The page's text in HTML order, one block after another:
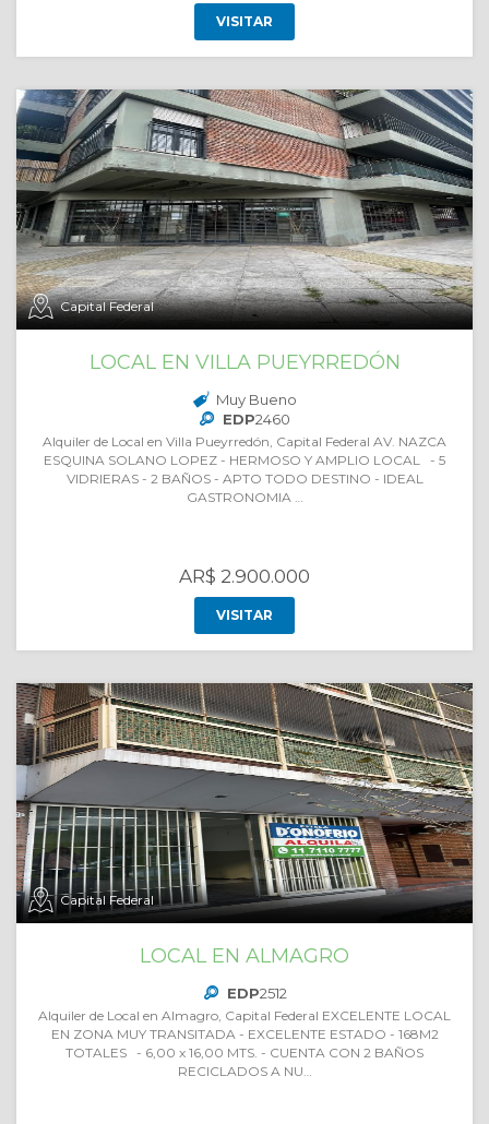
VISITAR
Capital Federal
LOCAL EN VILLA PUEYRREDÓN
Muy Bueno
EDP2460
Alquiler de Local en Villa Pueyrredón, Capital Federal AV. NAZCA
ESQUINA SOLANO LOPEZ - HERMOSO Y AMPLIO LOCAL - 5
VIDRIERAS - 2 BAÑOS - APTO TODO DESTINO - IDEAL
GASTRONOMIA …
AR$ 2.900.000
VISITAR
Capital Federal
LOCAL EN ALMAGRO
EDP2512
Alquiler de Local en Almagro, Capital Federal EXCELENTE LOCAL
EN ZONA MUY TRANSITADA - EXCELENTE ESTADO - 168M2
TOTALES - 6,00 x 16,00 MTS. - CUENTA CON 2 BAÑOS
RECICLADOS A NU…